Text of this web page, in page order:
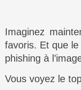
Imaginez
favoris. Et que
phishing à
Vous voyez le